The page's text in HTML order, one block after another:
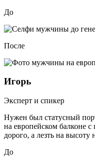
До
После
Игорь
Эксперт и спикер
Нужен был статусный
на европейском балконе
дорого, а лезть на высоту
До